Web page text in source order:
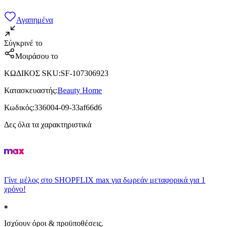
Αγαπημένα
Σύγκρινέ το
Μοιράσου το
ΚΩΔΙΚΟΣ SKU:SF-107306923
Κατασκευαστής:Beauty Home
Κωδικός:336004-09-33af66d6
Δες όλα τα χαρακτηριστικά
Γίνε μέλος στο SHOPFLIX max για δωρεάν μεταφορικά για 1
χρόνο!
Ισχύουν όροι & προϋποθέσεις.